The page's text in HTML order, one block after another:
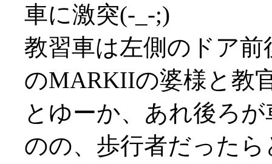
車に激突(-_-;)
教習車は左側のドア
のMARKIIの婆様と教
とゆーか、あれ後ろ
のの、歩行者だった